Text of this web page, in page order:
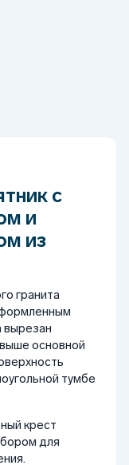
с
и
из
гранита
вырезан
основной
тумбе
крест
для